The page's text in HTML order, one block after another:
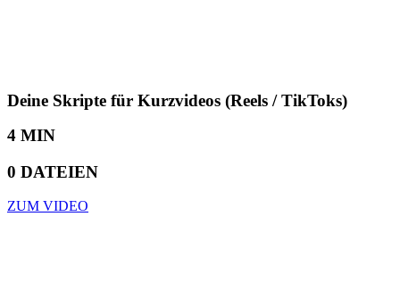
Deine Skripte für Kurzvideos (Reels / TikToks)
4 MIN
0 DATEIEN
ZUM VIDEO